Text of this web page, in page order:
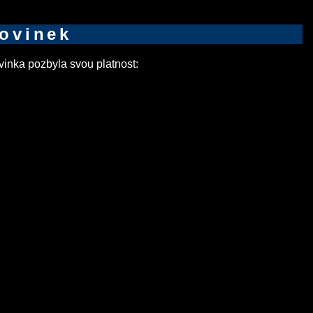
pozbyla svou platnost: